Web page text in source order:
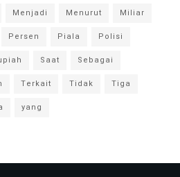
Menjadi Menurut
Miliar
Persen Piala
Polisi
Saat
Sebagai
Terkait Tidak
Tiga
yang